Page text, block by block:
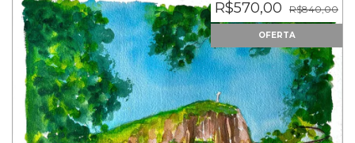
R$570,00 R$840,00
OFERTA